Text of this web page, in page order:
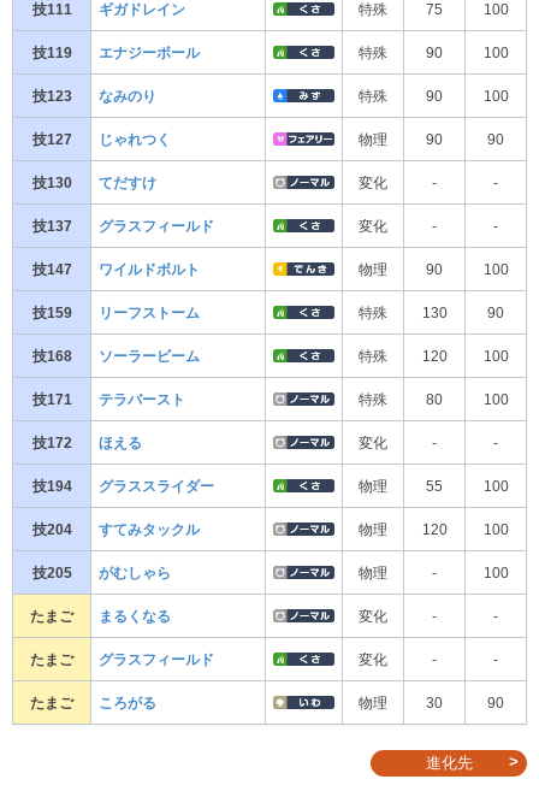
技111 ギガドレイン 特殊 75 100
技119 エナジーボール 特殊 90 100
技123 なみのり 特殊 90 100
技127 じゃれつく 物理 90 90
技130 てだすけ 変化 - -
技137 グラスフィールド 変化 - -
技147 ワイルドボルト 物理 90 100
技159 リーフストーム 特殊 130 90
技168 ソーラービーム 特殊 120 100
技171 テラバースト 特殊 80 100
技172 ほえる 変化 - -
技194 グラススライダー 物理 55 100
技204 すてみタックル 物理 120 100
技205 がむしゃら 物理 - 100
たまご まるくなる 変化 - -
たまご グラスフィールド 変化 - -
たまご ころがる 物理 30 90
進化先